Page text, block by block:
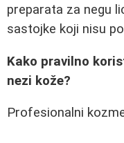
preparata za negu
sastojke koji nisu
Kako pravilno
nezi kože?
Profesionalni